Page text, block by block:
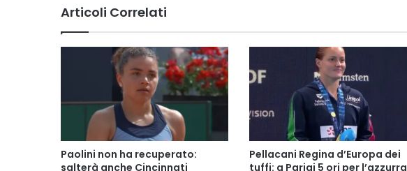
Articoli Correlati
Paolini non ha recuperato:
salterà anche Cincinnati
Pellacani Regina d’Europa dei
tuffi: a Parigi 5 ori per l’azzurra